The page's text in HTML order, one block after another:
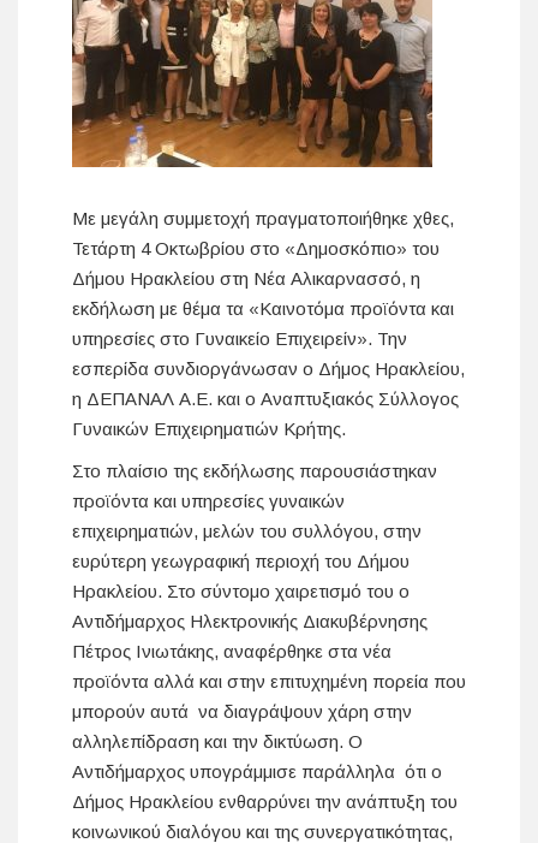
Με μεγάλη συμμετοχή πραγματοποιήθηκε χθες,
Τετάρτη 4 Οκτωβρίου στο «Δημοσκόπιο» του
Δήμου Ηρακλείου στη Νέα Αλικαρνασσό, η
εκδήλωση με θέμα τα «Καινοτόμα προϊόντα και
υπηρεσίες στο Γυναικείο Επιχειρείν». Την
εσπερίδα συνδιοργάνωσαν ο Δήμος Ηρακλείου,
η ΔΕΠΑΝΑΛ Α.Ε. και ο Αναπτυξιακός Σύλλογος
Γυναικών Επιχειρηματιών Κρήτης.
Στο πλαίσιο της εκδήλωσης παρουσιάστηκαν
προϊόντα και υπηρεσίες γυναικών
επιχειρηματιών, μελών του συλλόγου, στην
ευρύτερη γεωγραφική περιοχή του Δήμου
Ηρακλείου. Στο σύντομο χαιρετισμό του ο
Αντιδήμαρχος Ηλεκτρονικής Διακυβέρνησης
Πέτρος Ινιωτάκης, αναφέρθηκε στα νέα
προϊόντα αλλά και στην επιτυχημένη πορεία που
μπορούν αυτά να διαγράψουν χάρη στην
αλληλεπίδραση και την δικτύωση. Ο
Αντιδήμαρχος υπογράμμισε παράλληλα ότι ο
Δήμος Ηρακλείου ενθαρρύνει την ανάπτυξη του
κοινωνικού διαλόγου και της συνεργατικότητας,